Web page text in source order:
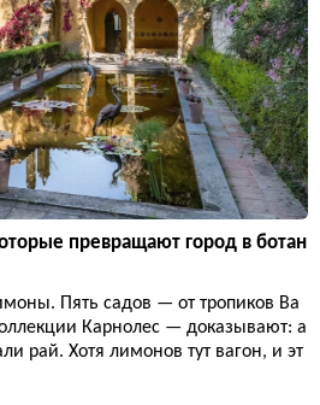
превращают город в ботан
Пять садов — от тропиков Ва
Карнолес — доказывают: а
рай. Хотя лимонов тут вагон, и эт